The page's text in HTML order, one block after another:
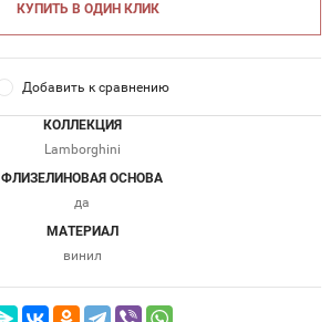
КУПИТЬ В ОДИН КЛИК
Добавить к сравнению
КОЛЛЕКЦИЯ
Lamborghini
ФЛИЗЕЛИНОВАЯ ОСНОВА
да
МАТЕРИАЛ
винил